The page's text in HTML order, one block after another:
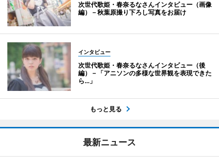
次世代歌姫・春奈るなさんインタビュー（画像
編）－秋葉原撮り下ろし写真をお届け
インタビュー
次世代歌姫・春奈るなさんインタビュー（後
編）－「アニソンの多様な世界観を表現できた
ら…」
もっと見る
最新ニュース